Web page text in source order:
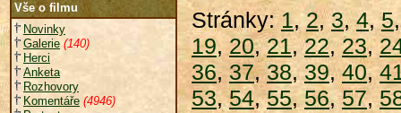
Vše o filmu
Novinky
Galerie (140)
Herci
Anketa
Rozhovory
Komentáře (4946)
Stránky:1,2,3,4,5
19,20,21,22,23,
36, 37,38,39,40,
53,54,55,56,57,